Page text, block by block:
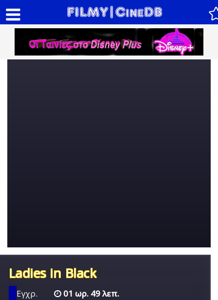
Ladies in Black
Εγχρ. 01 ωρ. 49 λεπ.